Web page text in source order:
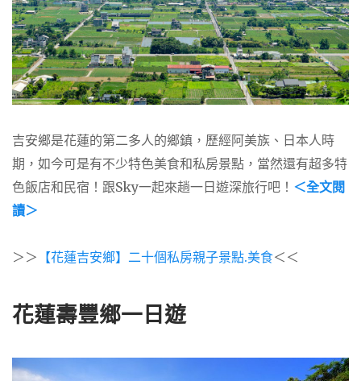
吉安鄉是花蓮的第二多人的鄉鎮，歷經阿美族、日本人時
期，如今可是有不少特色美食和私房景點，當然還有超多特
色飯店和民宿！跟Sky一起來趟一日遊深旅行吧！ ＜全文閱
讀＞
＞＞ 【花蓮吉安鄉】二十個私房親子景點.美食＜＜
花蓮壽豐鄉一日遊